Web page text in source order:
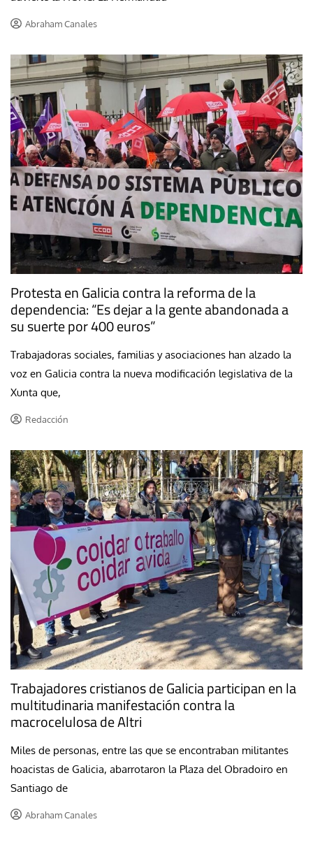
Abraham Canales
Protesta en Galicia contra la reforma de la
dependencia: “Es dejar a la gente abandonada a
su suerte por 400 euros”
Trabajadoras sociales, familias y asociaciones han alzado la
voz en Galicia contra la nueva modificación legislativa de la
Xunta que,
Redacción
Trabajadores cristianos de Galicia participan en la
multitudinaria manifestación contra la
macrocelulosa de Altri
Miles de personas, entre las que se encontraban militantes
hoacistas de Galicia, abarrotaron la Plaza del Obradoiro en
Santiago de
Abraham Canales